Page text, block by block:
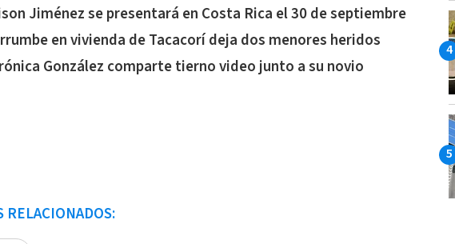
Jiménez se presentará en Costa Rica el 30 de septiembre
en vivienda de Tacacorí deja dos menores heridos
González comparte tierno video junto a su novio
RELACIONADOS: